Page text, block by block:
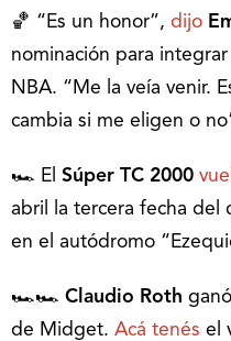
🏀 “Es un honor”, dijo
nominación para
NBA. “Me la veía venir.
cambia si me eligen o
🏎 El Súper TC 2000
abril la tercera fecha del
en el autódromo
🏎🏎 Claudio Roth
de Midget. Acá tenés el